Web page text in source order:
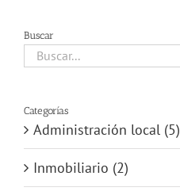
Buscar
Buscar:
Categorías
Administración local (5)
Inmobiliario (2)